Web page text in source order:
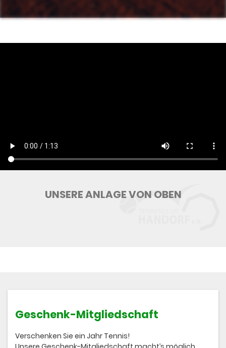
UNSERE ANLAGE VON OBEN
Geschenk-Mitgliedschaft
Verschenken Sie ein Jahr Tennis!